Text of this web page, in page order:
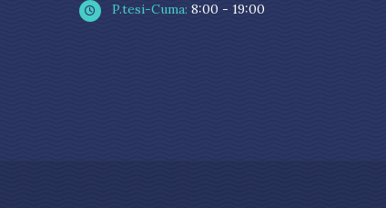
P.tesi-Cuma: 8:00 - 19:00